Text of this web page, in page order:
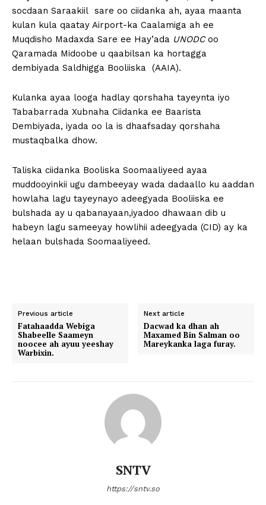
socdaan Saraakiil sare oo ciidanka ah, ayaa maanta
kulan kula qaatay Airport-ka Caalamiga ah ee
Muqdisho Madaxda Sare ee Hay’ada UNODCoo
Qaramada Midoobe u qaabilsan ka hortagga
dembiyada Saldhigga Booliiska (AAIA).
Kulanka ayaa looga hadlay qorshaha tayeynta iyo
Tababarrada Xubnaha Ciidanka ee Baarista
Dembiyada, iyada oo la is dhaafsaday qorshaha
mustaqbalka dhow.
Taliska ciidanka Booliska Soomaaliyeed ayaa
muddooyinkii ugu dambeeyay wada dadaallo ku aaddan
howlaha lagu tayeynayo adeegyada Booliiska ee
bulshada ay u qabanayaan,iyadoo dhawaan dib u
habeyn lagu sameeyay howlihii adeegyada (CID) ay ka
helaan bulshada Soomaaliyeed.
Previous article
Fatahaadda Webiga
Shabeelle Saameyn
noocee ah ayuu yeeshay
Warbixin.
Next article
Dacwad ka dhan ah
Maxamed Bin Salman oo
Mareykanka laga furay.
SNTV
https://sntv.so